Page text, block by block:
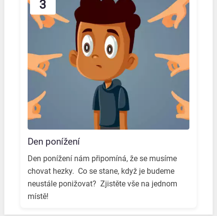
3
Den ponížení
Den ponížení nám připomíná, že se musíme
chovat hezky. ️ Co se stane, když je budeme
neustále ponižovat? ️ Zjistěte vše na jednom
místě! ️